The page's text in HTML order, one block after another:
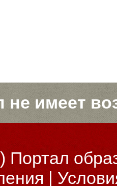
не имеет
Портал
|